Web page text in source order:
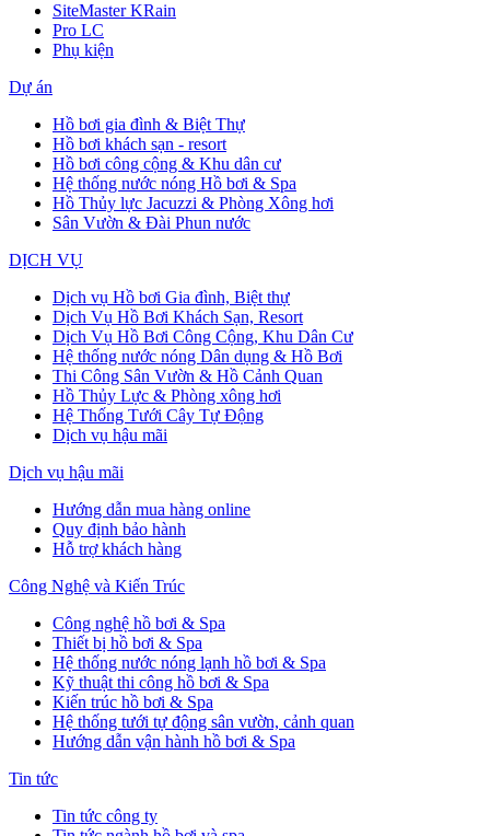
SiteMaster KRain
Pro LC
Phụ kiện
Dự án
Hồ bơi gia đình & Biệt Thự
Hồ bơi khách sạn - resort
Hồ bơi công cộng & Khu dân cư
Hệ thống nước nóng Hồ bơi & Spa
Hồ Thủy lực Jacuzzi & Phòng Xông hơi
Sân Vườn & Đài Phun nước
DỊCH VỤ
Dịch vụ Hồ bơi Gia đình, Biệt thự
Dịch Vụ Hồ Bơi Khách Sạn, Resort
Dịch Vụ Hồ Bơi Công Cộng, Khu Dân Cư
Hệ thống nước nóng Dân dụng & Hồ Bơi
Thi Công Sân Vườn & Hồ Cảnh Quan
Hồ Thủy Lực & Phòng xông hơi
Hệ Thống Tưới Cây Tự Động
Dịch vụ hậu mãi
Dịch vụ hậu mãi
Hướng dẫn mua hàng online
Quy định bảo hành
Hỗ trợ khách hàng
Công Nghệ và Kiến Trúc
Công nghệ hồ bơi & Spa
Thiết bị hồ bơi & Spa
Hệ thống nước nóng lạnh hồ bơi & Spa
Kỹ thuật thi công hồ bơi & Spa
Kiến trúc hồ bơi & Spa
Hệ thống tưới tự động sân vườn, cảnh quan
Hướng dẫn vận hành hồ bơi & Spa
Tin tức
Tin tức công ty